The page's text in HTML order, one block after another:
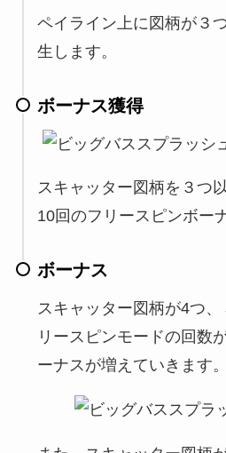
ペイライン上に図柄が３
生します。
ボーナス獲得
スキャッター図柄を３つ
10回のフリースピンボー
ボーナス
スキャッター図柄が4つ
リースピンモードの回数
ーナスが増えていきます。